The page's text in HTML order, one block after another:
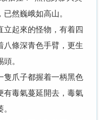
然巍峨如高山。
起來的怪物，有着四
八條深青色手臂，更生
。
爪子都握着一柄黑色
有毒氣蔓延開去，毒氣